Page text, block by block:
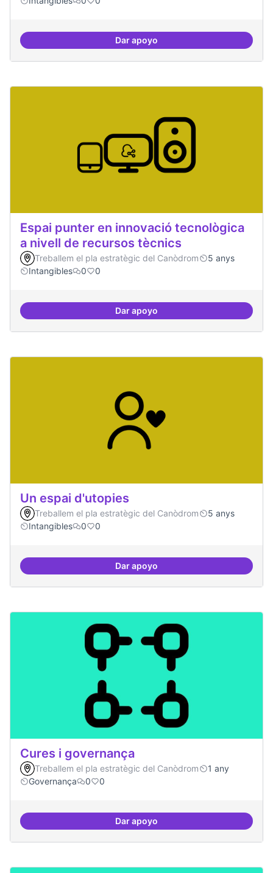
Dar apoyoAntenes Ateneu a altres punts
Espai punter en innovació tecnològica
a nivell de recursos tècnics
Treballem el pla estratègic del Canòdrom
5 anys
Intangibles
0 0
Dar apoyoEspai punter en innovació
Un espai d'utopies
Treballem el pla estratègic del Canòdrom
5 anys
Intangibles
0 0
Dar apoyoUn espai d'utopies
Cures i governança
Treballem el pla estratègic del Canòdrom
1 any
Governança
0 0
Dar apoyoCures i governança